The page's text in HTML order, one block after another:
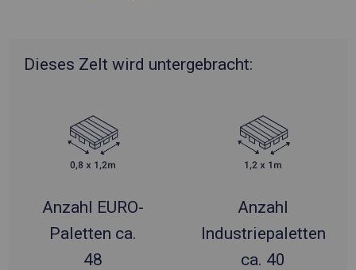
Dieses Zelt wird untergebracht:
Anzahl EURO-
Paletten ca.
48
Anzahl
Industriepaletten
ca. 40